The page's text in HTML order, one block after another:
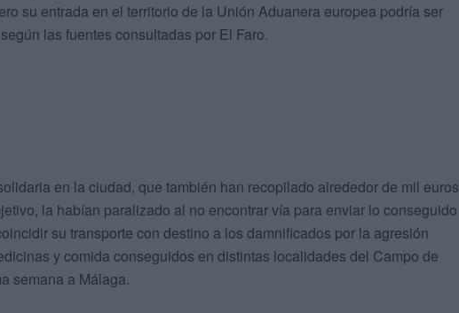
su entrada en el territorio de la Unión Aduanera europea podría ser
las fuentes consultadas por El Faro.
en la ciudad, que también han recopilado alrededor de mil euros
la habían paralizado al no encontrar vía para enviar lo conseguido
su transporte con destino a los damnificados por la agresión
y comida conseguidos en distintas localidades del Campo de
semana a Málaga.